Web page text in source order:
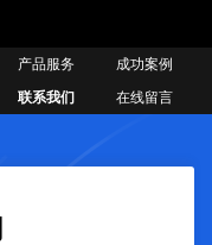
产品服务
成功案例
联系我们 在线留言